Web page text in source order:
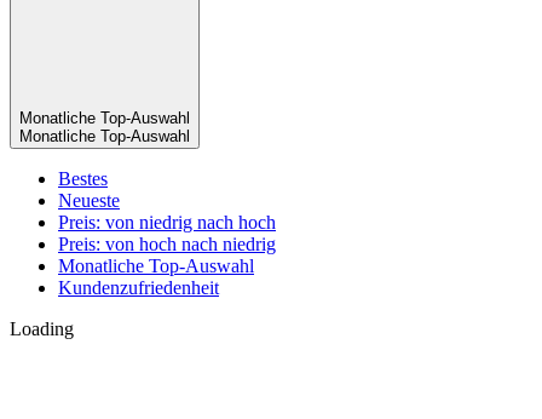
Monatliche Top-Auswahl
Monatliche Top-Auswahl
Bestes
Neueste
Preis: von niedrig nach hoch
Preis: von hoch nach niedrig
Monatliche Top-Auswahl
Kundenzufriedenheit
Loading